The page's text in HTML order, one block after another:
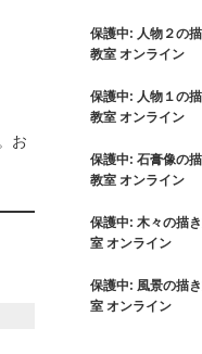
お
保護中: 人物２の
教室 オンライン
保護中: 人物１の
教室 オンライン
保護中: 石膏像の
教室 オンライン
保護中: 木々の描
室 オンライン
保護中: 風景の描
室 オンライン